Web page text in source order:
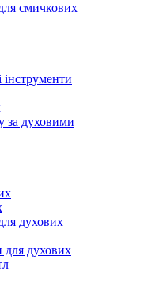
смичкових
інструменти
за духовими
духових
для духових